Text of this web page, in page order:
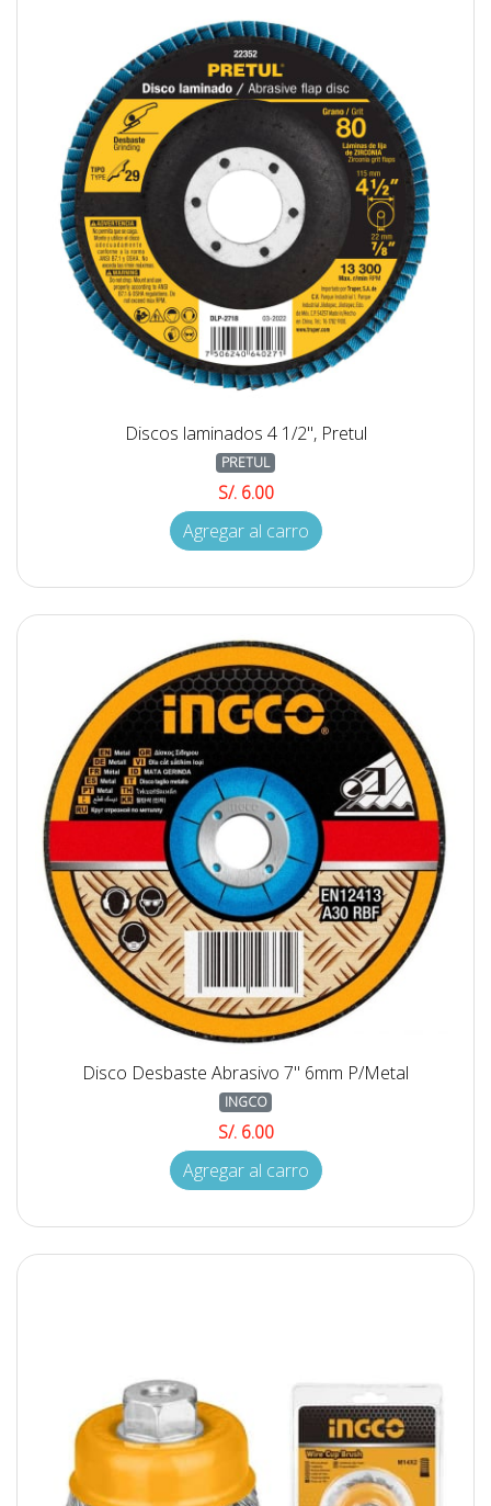
Discos laminados 4 1/2", Pretul
PRETUL
S/. 6.00
Agregar al carro
Disco Desbaste Abrasivo 7'' 6mm P/Metal
INGCO
S/. 6.00
Agregar al carro